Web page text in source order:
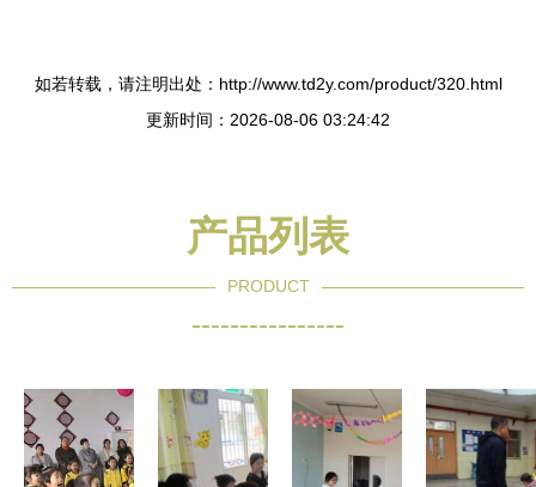
如若转载，请注明出处：http://www.td2y.com/product/320.html
更新时间：2026-08-06 03:24:42
产品列表
PRODUCT
----------------